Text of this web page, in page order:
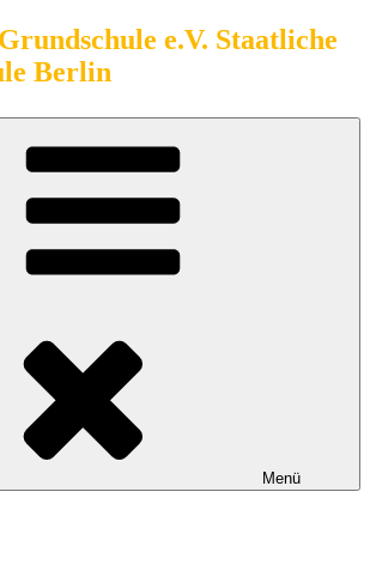
e.V. Staatliche
Berlin
Menü